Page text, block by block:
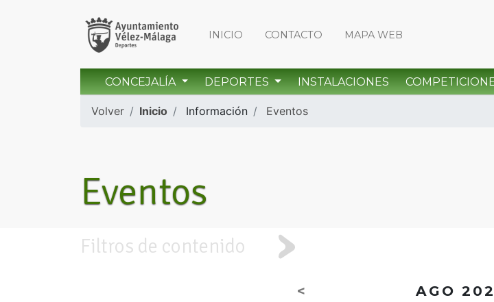
INICIO CONTACTO MAPA WEB
CONCEJALÍA DEPORTES INSTALACIONES
Volver Inicio Información Eventos
Eventos
Filtros de contenido
< AGO